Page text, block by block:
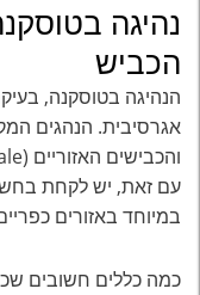
נהיגה
הכביש
הנהיגה בטוסקנה,
אגרסיבית. הנהגים
עם זאת, יש לקחת
במיוחד באזורים
כמה כללים חשובים